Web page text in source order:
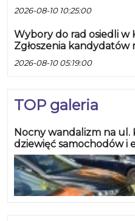
2026-08-10 10:25:00
Wybory do rad osiedli w
Zgłoszenia kandydatów
2026-08-10 05:19:00
TOP galeria
Nocny wandalizm na ul.
dziewięć samochodów i